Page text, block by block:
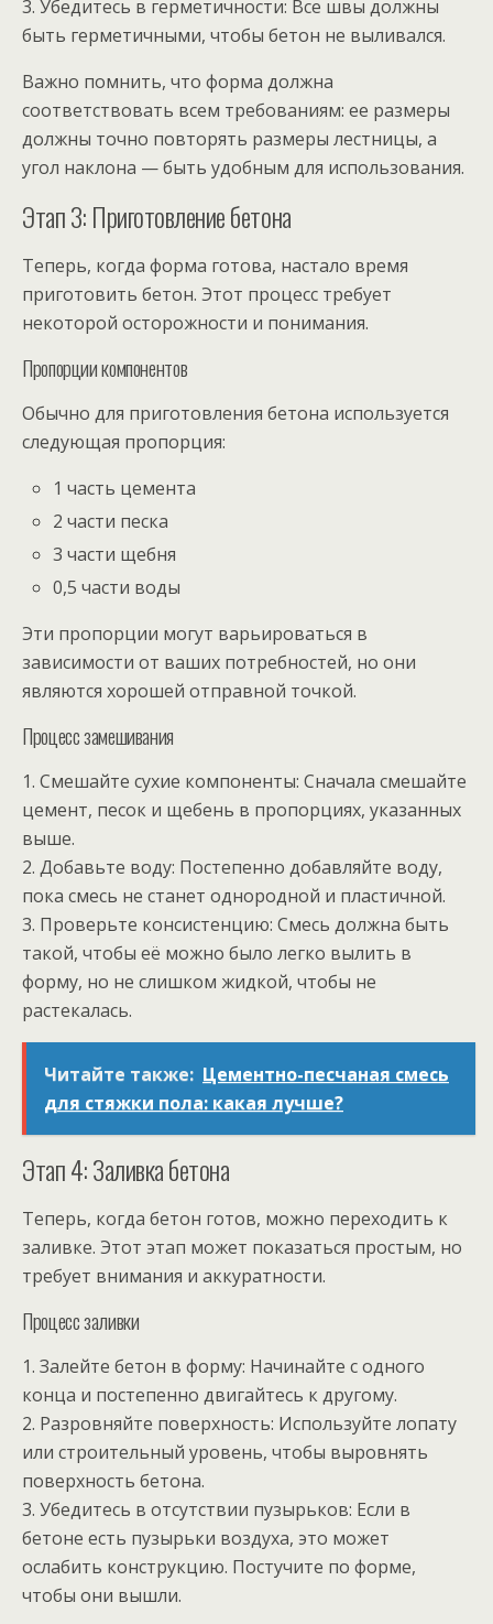
3. Убедитесь в герметичности: Все швы должны
быть герметичными, чтобы бетон не выливался.
Важно помнить, что форма должна
соответствовать всем требованиям: ее размеры
должны точно повторять размеры лестницы, а
угол наклона — быть удобным для использования.
Этап 3: Приготовление бетона
Теперь, когда форма готова, настало время
приготовить бетон. Этот процесс требует
некоторой осторожности и понимания.
Пропорции компонентов
Обычно для приготовления бетона используется
следующая пропорция:
1 часть цемента
2 части песка
3 части щебня
0,5 части воды
Эти пропорции могут варьироваться в
зависимости от ваших потребностей, но они
являются хорошей отправной точкой.
Процесс замешивания
1. Смешайте сухие компоненты: Сначала смешайте
цемент, песок и щебень в пропорциях, указанных
выше.
2. Добавьте воду: Постепенно добавляйте воду,
пока смесь не станет однородной и пластичной.
3. Проверьте консистенцию: Смесь должна быть
такой, чтобы её можно было легко вылить в
форму, но не слишком жидкой, чтобы не
растекалась.
Читайте также: Цементно-песчаная смесь
для стяжки пола: какая лучше?
Этап 4: Заливка бетона
Теперь, когда бетон готов, можно переходить к
заливке. Этот этап может показаться простым, но
требует внимания и аккуратности.
Процесс заливки
1. Залейте бетон в форму: Начинайте с одного
конца и постепенно двигайтесь к другому.
2. Разровняйте поверхность: Используйте лопату
или строительный уровень, чтобы выровнять
поверхность бетона.
3. Убедитесь в отсутствии пузырьков: Если в
бетоне есть пузырьки воздуха, это может
ослабить конструкцию. Постучите по форме,
чтобы они вышли.